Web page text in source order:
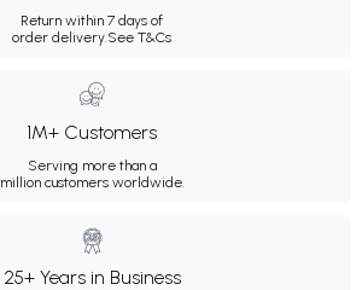
Return within 7 days of
order delivery.See T&Cs
1M+ Customers
Serving more than a
million customers worldwide.
25+ Years in Business